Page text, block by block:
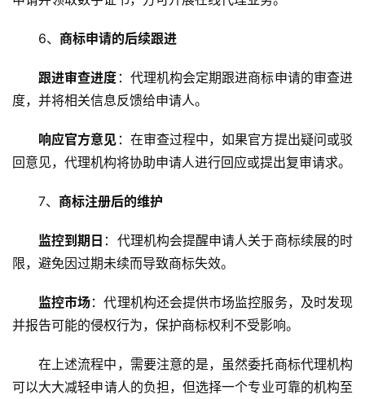
6、 商标申请的后续跟进
跟进审查进度 ：代理机构会定期跟进商标申请的审查进
度，并将相关信息反馈给申请人。
响应官方意见 ：在审查过程中，如果官方提出疑问或驳
回意见，代理机构将协助申请人进行回应或提出复审请求。
7、 商标注册后的维护
监控到期日 ：代理机构会提醒申请人关于商标续展的时
限，避免因过期未续而导致商标失效。
监控市场：代理机构还会提供市场监控服务，及时发现
并报告可能的侵权行为，保护商标权利不受影响。
在上述流程中，需要注意的是，虽然委托商标代理机构
可以大大减轻申请人的负担，但选择一个专业可靠的机构至